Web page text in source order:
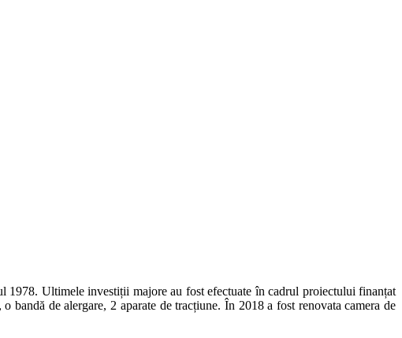
1978. Ultimele investiții majore au fost efectuate în cadrul proiectului finanțat
de alergare, 2 aparate de tracțiune. În 2018 a fost renovata camera de